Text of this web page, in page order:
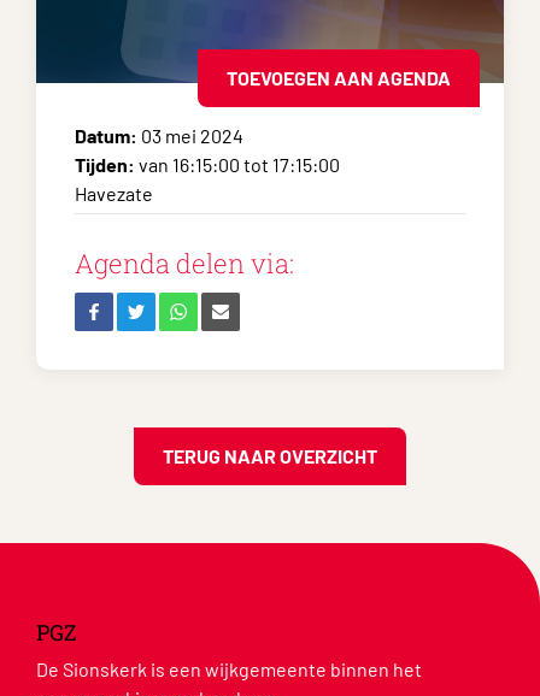
TOEVOEGEN AAN AGENDA
Datum: 03 mei 2024
Tijden: van 16:15:00 tot 17:15:00
Havezate
Agenda delen via:
TERUG NAAR OVERZICHT
PGZ
De Sionskerk is een wijkgemeente binnen het